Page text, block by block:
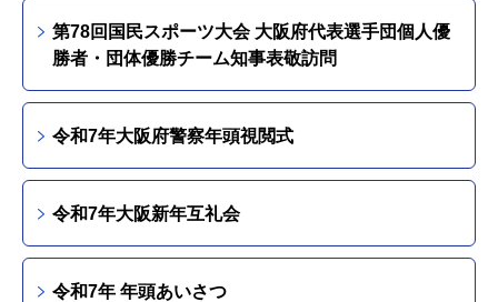
第78回国民スポーツ大会 大阪府代表選手団個人優
勝者・団体優勝チーム知事表敬訪問
令和7年大阪府警察年頭視閲式
令和7年大阪新年互礼会
令和7年 年頭あいさつ